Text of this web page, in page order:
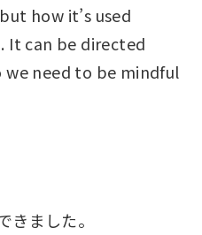
how it’s used
It can be directed
need to be mindful
きました。